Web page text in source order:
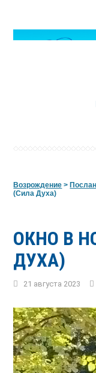
Возрождение >
(Сила Духа)
ОКНО В
ДУХА)
21 августа 2023